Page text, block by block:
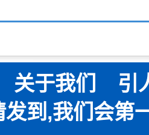
关于我们 引
到,我们会第